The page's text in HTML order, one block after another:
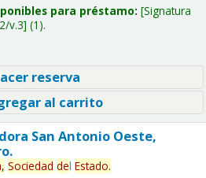
para préstamo: Signatura
v.3 (1).
reserva
al carrito
San Antonio Oeste,
Sociedad del Estado.